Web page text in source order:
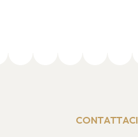
CONTATTACI